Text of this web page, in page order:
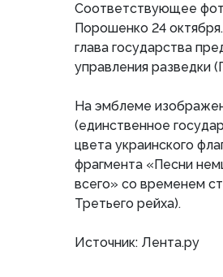
Соответствующее
Порошенко 24
глава государства
управления разведки
На эмблеме
(единственное
цвета украинского
фрагмента «Песни
всего» со временем
Третьего рейха).
Источник: Лента.ру